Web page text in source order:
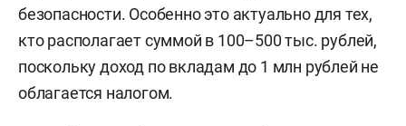
безопасности. Особенно это актуально для тех,
кто располагает суммой в 100–500 тыс. рублей,
поскольку доход по вкладам до 1 млн рублей не
облагается налогом.